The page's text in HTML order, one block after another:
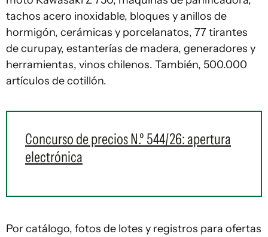
tachos acero inoxidable, bloques y anillos de
hormigón, cerámicas y porcelanatos, 77 tirantes
de curupay, estanterías de madera, generadores y
herramientas, vinos chilenos. También, 500.000
artículos de cotillón.
Concurso de precios N.º 544/26: apertura
electrónica
Por catálogo, fotos de lotes y registros para ofertas